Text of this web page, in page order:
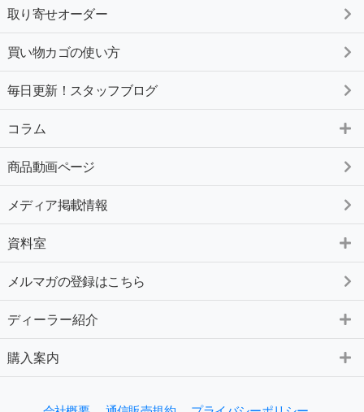
取り寄せオーダー
買い物カゴの使い方
毎日更新！スタッフブログ
コラム
商品動画ページ
メディア掲載情報
資料室
メルマガの登録はこちら
ディーラー紹介
購入案内